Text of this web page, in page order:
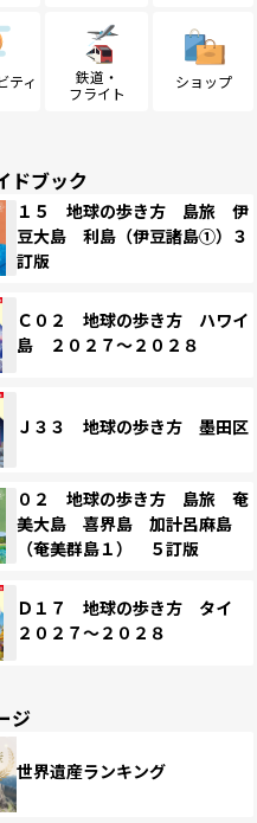
ティ
鉄道・
フライト
ショップ
ドブック
１５ 地球の歩き方 島旅 伊
豆大島 利島（伊豆諸島①）３
訂版
Ｃ０２ 地球の歩き方 ハワイ
島 ２０２７～２０２８
Ｊ３３ 地球の歩き方 墨田区
０２ 地球の歩き方 島旅 奄
美大島 喜界島 加計呂麻島
（奄美群島１） ５訂版
Ｄ１７ 地球の歩き方 タイ
２０２７～２０２８
ジ
世界遺産ランキング